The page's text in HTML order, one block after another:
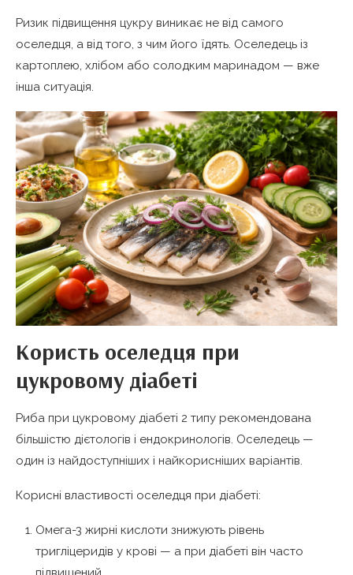
Ризик підвищення цукру виникає не від самого
оселедця, а від того, з чим його їдять. Оселедець із
картоплею, хлібом або солодким маринадом — вже
інша ситуація.
Користь оселедця при
цукровому діабеті
Риба при цукровому діабеті 2 типу рекомендована
більшістю дієтологів і ендокринологів. Оселедець —
один із найдоступніших і найкорисніших варіантів.
Корисні властивості оселедця при діабеті:
Омега-3 жирні кислоти знижують рівень
тригліцеридів у крові — а при діабеті він часто